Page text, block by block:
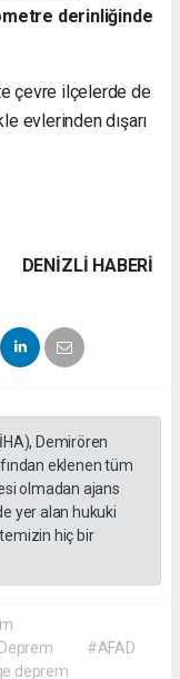
derinliğinde
çevre ilçelerde de
evlerinden dışarı
DENIZLI HABERİ
Demirören
eklenen tüm
olmadan ajans
yer alan hukuki
hiç bir
#AFAD
deprem